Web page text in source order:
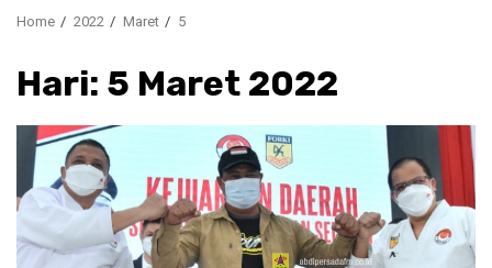
Home 2022 Maret 5
Hari: 5 Maret 2022